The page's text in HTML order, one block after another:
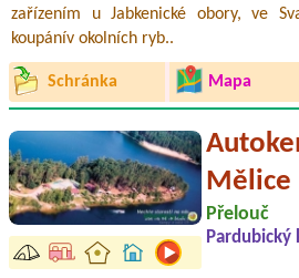
zařízením u Jabkenické obory, ve
koupánív okolních ryb..
Schránka Mapa
Mělice
Přelouč
Pardubický